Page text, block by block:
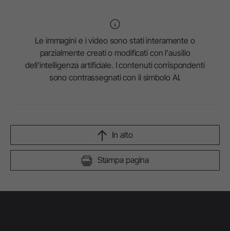
Le immagini e i video sono stati interamente o
parzialmente creati o modificati con l'ausilio
dell'intelligenza artificiale. I contenuti corrispondenti
sono contrassegnati con il simbolo AI.
Stampa pagina
In alto